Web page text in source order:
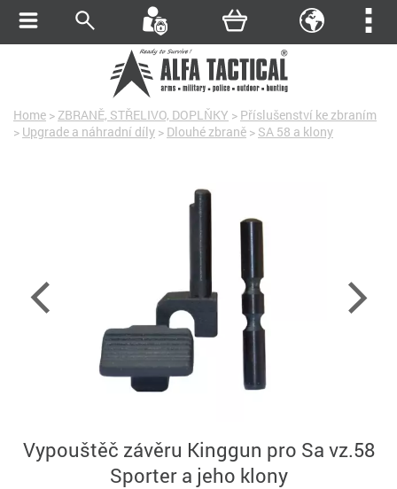
Home > ZBRANĚ, STŘELIVO, DOPLŇKY > Příslušenství ke zbraním
> Upgrade a náhradní díly > Dlouhé zbraně > SA 58 a klony
Vypouštěč závěru Kinggun pro Sa vz.58
Sporter a jeho klony